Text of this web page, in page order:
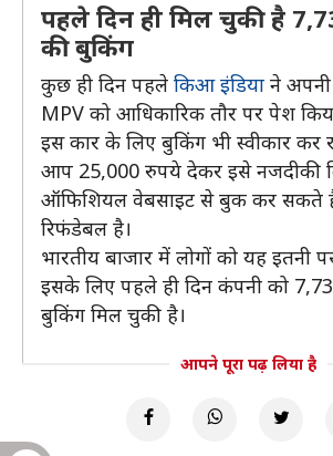
पहले दिन ही मिल चुकी है
की बुकिंग
कुछ ही दिन पहले किआ इंडिया ने
MPV को आधिकारिक तौर पर पेश
इस कार के लिए बुकिंग भी स्वीकार कर
आप 25,000 रुपये देकर इसे नजदीकी
ऑफिशियल वेबसाइट से बुक कर सकते
रिफंडेबल है।
भारतीय बाजार में लोगों को यह इतनी
इसके लिए पहले ही दिन कंपनी को
बुकिंग मिल चुकी है।
आपने पूरा पढ़ लिया है